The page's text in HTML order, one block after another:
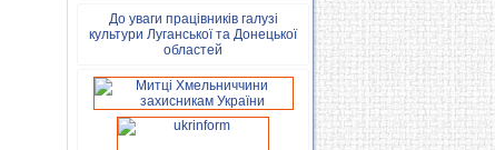
До уваги працівників галузі
культури Луганської та Донецької
областей